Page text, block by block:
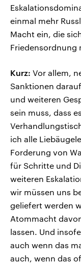
einmal mehr
Macht ein, die
Friedensordnung
Kurz: Vor allem,
Sanktionen
und weiteren
sein muss, dass
ich alle
Forderung von
für Schritte und
weiteren
wir müssen uns
geliefert werden
Atommacht
lassen. Und
auch wenn das
auch, wenn das